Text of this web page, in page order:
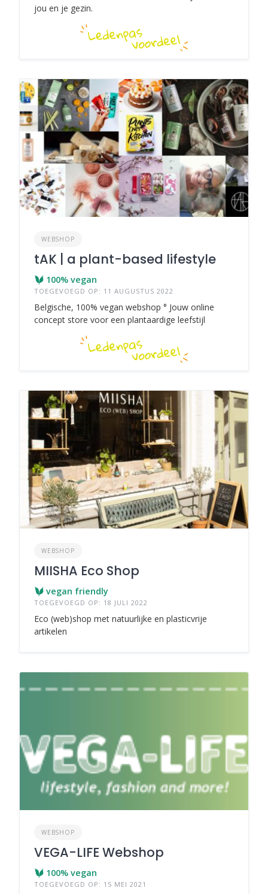
jou en je gezin.
WEBSHOP
tAK | a plant-based lifestyle
100% vegan
TOEGEVOEGD OP: 11 AUGUSTUS 2022
Belgische, 100% vegan webshop ° Jouw online
concept store voor een plantaardige leefstijl
WEBSHOP
MIISHA Eco Shop
vegan friendly
TOEGEVOEGD OP: 18 JULI 2022
Eco (web)shop met natuurlijke en plasticvrije
artikelen
WEBSHOP
VEGA-LIFE Webshop
100% vegan
TOEGEVOEGD OP: 15 MEI 2021